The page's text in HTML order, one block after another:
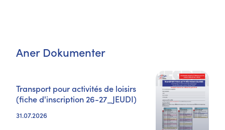
Aner Dokumenter
Transport pour activités de loisirs
(fiche d'inscription 26-27_JEUDI)
31.07.2026